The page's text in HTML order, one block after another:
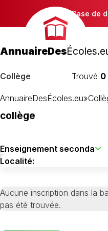
Base de
AnnuaireDes
Collège Trouvé 0
AnnuaireDesÉcoles.eu»
collège
Aucune inscription dans la
pas été trouvée.